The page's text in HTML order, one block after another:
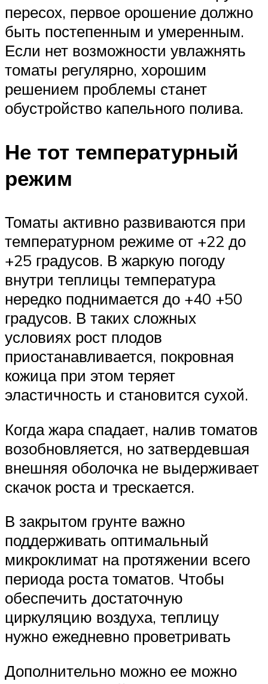
пересох, первое орошение должно
быть постепенным и умеренным.
Если нет возможности увлажнять
томаты регулярно, хорошим
решением проблемы станет
обустройство капельного полива.
Не тот температурный
режим
Томаты активно развиваются при
температурном режиме от +22 до
+25 градусов. В жаркую погоду
внутри теплицы температура
нередко поднимается до +40 +50
градусов. В таких сложных
условиях рост плодов
приостанавливается, покровная
кожица при этом теряет
эластичность и становится сухой.
Когда жара спадает, налив томатов
возобновляется, но затвердевшая
внешняя оболочка не выдерживает
скачок роста и трескается.
В закрытом грунте важно
поддерживать оптимальный
микроклимат на протяжении всего
периода роста томатов. Чтобы
обеспечить достаточную
циркуляцию воздуха, теплицу
нужно ежедневно проветривать
Дополнительно можно ее можно